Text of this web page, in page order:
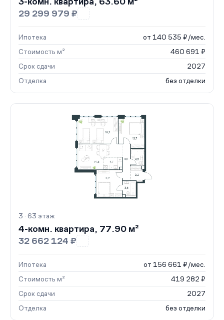
29 299 979 ₽
Ипотека
от 140 535 ₽/мес.
Стоимость м²
460 691 ₽
Срок сдачи
2027
Отделка
без отделки
3 · 63 этаж
4-комн. квартира, 77.90 м²
32 662 124 ₽
Ипотека
от 156 661 ₽/мес.
Стоимость м²
419 282 ₽
Срок сдачи
2027
Отделка
без отделки